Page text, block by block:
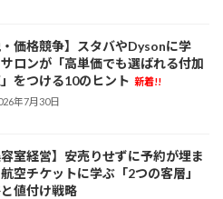
・価格競争】スタバやDysonに学
ロンが「高単価でも選ばれる付加
をつける10のヒント 新着!!
年7月30日
容室経営】安売りせずに予約が埋ま
空チケットに学ぶ「2つの客層」
値付け戦略